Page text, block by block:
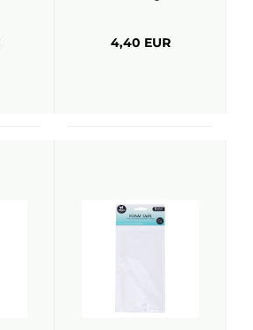
4,40 EUR